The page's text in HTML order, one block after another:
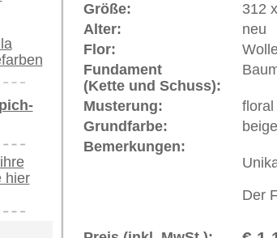
Deutschland / Österreich: +49 (0)40 450 4102
United Kingdom: +44 (0)20 7183 4544
USA / Canada: +1 646-688-1335
Impressum |Kontakt|Geschäftsbedingungen